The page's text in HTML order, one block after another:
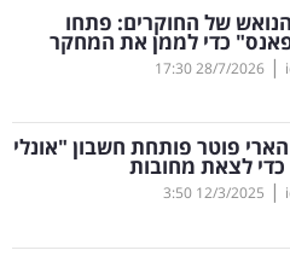
של החוקרים: פתחו
כדי לממן את המחקר
|
28/7/2026
17:30
פוטר פותחת חשבון "אונלי
לצאת מחובות
|
12/3/2025
3:50